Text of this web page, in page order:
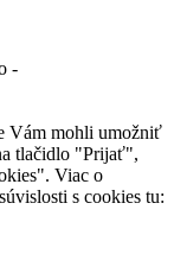
-
Vám mohli umožniť
tlačidlo "Prijať",
Viac o
s cookies tu: